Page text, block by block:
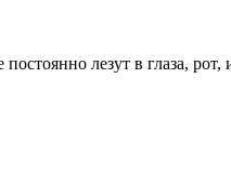
лезут в глаза,